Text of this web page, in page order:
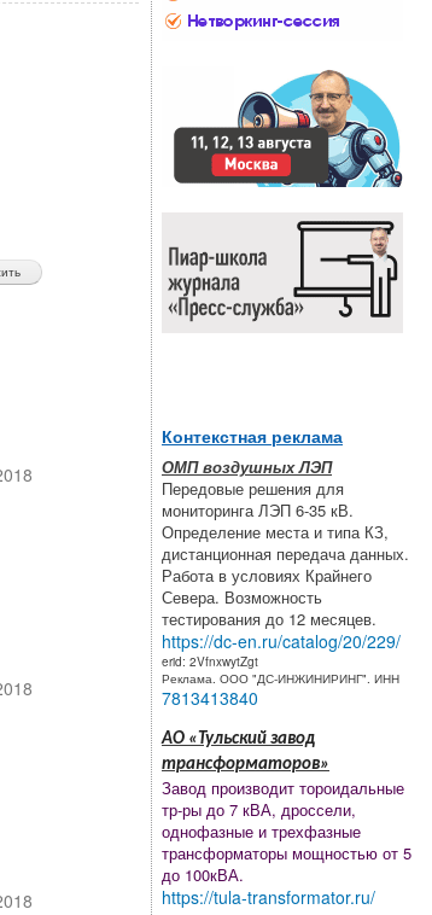
Контекстная реклама
ОМП воздушных ЛЭП
Передовые решения для
мониторинга ЛЭП 6-35 кВ.
Определение места и типа КЗ,
дистанционная передача данных.
Работа в условиях Крайнего
Севера. Возможность
тестирования до 12 месяцев.
https://dc-en.ru/catalog/20/229/
erid: 2VfnxwytZgt
Реклама. ООО "ДС-ИНЖИНИРИНГ". ИНН
7813413840
АО «Тульский завод
трансформаторов»
Завод производит тороидальные
тр-ры до 7 кВА, дроссели,
однофазные и трехфазные
трансформаторы мощностью от 5
до 100кВА.
https://tula-transformator.ru/